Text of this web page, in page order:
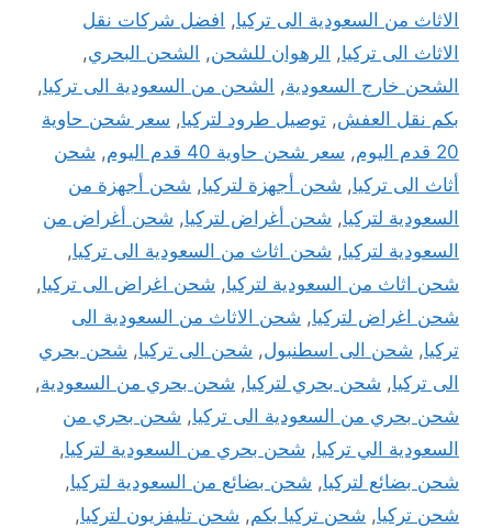
الاثاث من السعودية الى تركيا, افضل شركات نقل
الاثاث الى تركيا, الرهوان للشحن, الشحن البحري,
الشحن خارج السعودية, الشحن من السعودية الى تركيا,
بكم نقل العفش, توصيل طرود لتركيا, سعر شحن حاوية
20 قدم اليوم
, سعر شحن حاوية 40 قدم اليوم , شحن
أثاث الى تركيا, شحن أجهزة لتركيا, شحن أجهزة من
السعودية لتركيا, شحن أغراض لتركيا, شحن أغراض من
السعودية لتركيا, شحن اثاث من السعودية الى تركيا,
شحن اثاث من السعودية لتركيا, شحن اغراض الى تركيا,
شحن اغراض لتركيا, شحن الاثاث من السعودية الى
تركيا, شحن الى اسطنبول, شحن الى تركيا, شحن بحري
الى تركيا, شحن بحري لتركيا, شحن بحري من السعودية,
شحن بحري من السعودية الى تركيا, شحن بحري من
السعودية الي تركيا, شحن بحري من السعودية لتركيا,
شحن بضائع لتركيا, شحن بضائع من السعودية لتركيا,
شحن تركيا, شحن تركيا بكم, شحن تليفزيون لتركيا,